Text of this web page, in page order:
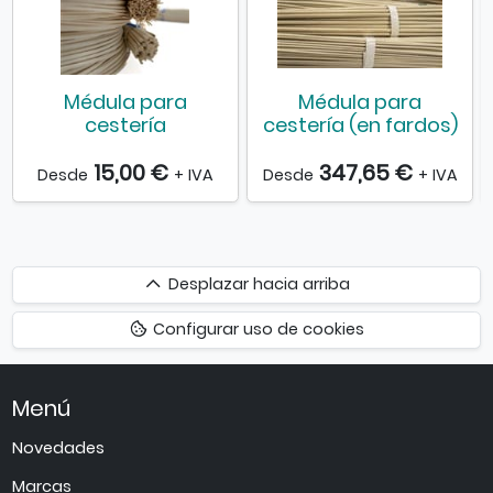
Médula para
cestería
Desde 15,00 € + IVA
Médula para
cestería (en fardos)
Desde 347,65 € + IVA
Desplazar
hacia
arriba
Desplazar hacia arriba
Configurar uso de cookies
Menú
Novedades
Marcas